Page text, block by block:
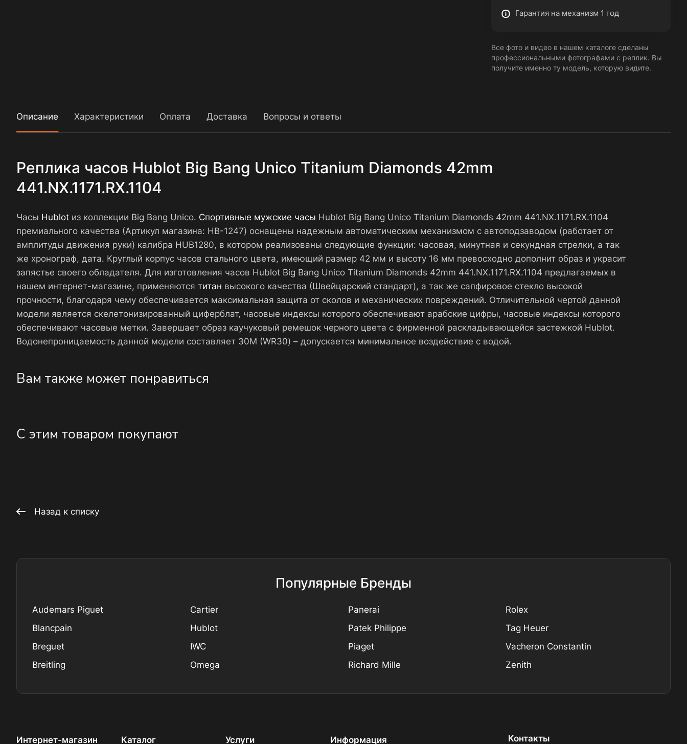
Гарантия на механизм 1 год
Все фото и видео в нашем каталоге сделаны
профессиональными фотографами с реплик. Вы
получите именно ту модель, которую видите.
Описание Характеристики Оплата Доставка Вопросы и ответы
Реплика часов Hublot Big Bang Unico Titanium Diamonds 42mm
441.NX.1171.RX.1104
Часы Hublot из коллекции Big Bang Unico. Спортивные мужские часы Hublot Big Bang Unico Titanium Diamonds 42mm 441.NX.1171.RX.1104
премиального качества (Артикул магазина: HB-1247) оснащены надежным автоматическим механизмом с автоподзаводом (работает от
амплитуды движения руки) калибра HUB1280, в котором реализованы следующие функции: часовая, минутная и секундная стрелки, а так
же хронограф, дата. Круглый корпус часов стального цвета, имеющий размер 42 мм и высоту 16 мм превосходно дополнит образ и украсит
запястье своего обладателя. Для изготовления часов Hublot Big Bang Unico Titanium Diamonds 42mm 441.NX.1171.RX.1104 предлагаемых в
нашем интернет-магазине, применяются титан высокого качества (Швейцарский стандарт), а так же сапфировое стекло высокой
прочности, благодаря чему обеспечивается максимальная защита от сколов и механических повреждений. Отличительной чертой данной
модели является скелетонизированный циферблат, часовые индексы которого обеспечивают арабские цифры, часовые индексы которого
обеспечивают часовые метки. Завершает образ каучуковый ремешок черного цвета с фирменной раскладывающейся застежкой Hublot.
Водонепроницаемость данной модели составляет 30М (WR30) – допускается минимальное воздействие с водой.
Вам также может понравиться
С этим товаром покупают
Назад к списку
Популярные Бренды
Audemars Piguet
Blancpain
Breguet
Breitling
Cartier
Hublot
IWC
Omega
Panerai
Patek Philippe
Piaget
Richard Mille
Rolex
Tag Heuer
Vacheron Constantin
Zenith
Интернет-магазин Каталог Услуги Информация Контакты